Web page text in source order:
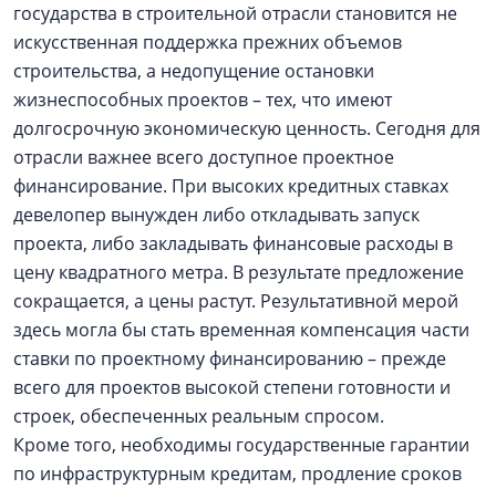
государства в строительной отрасли становится не
искусственная поддержка прежних объемов
строительства, а недопущение остановки
жизнеспособных проектов – тех, что имеют
долгосрочную экономическую ценность. Сегодня для
отрасли важнее всего доступное проектное
финансирование. При высоких кредитных ставках
девелопер вынужден либо откладывать запуск
проекта, либо закладывать финансовые расходы в
цену квадратного метра. В результате предложение
сокращается, а цены растут. Результативной мерой
здесь могла бы стать временная компенсация части
ставки по проектному финансированию – прежде
всего для проектов высокой степени готовности и
строек, обеспеченных реальным спросом.
Кроме того, необходимы государственные гарантии
по инфраструктурным кредитам, продление сроков